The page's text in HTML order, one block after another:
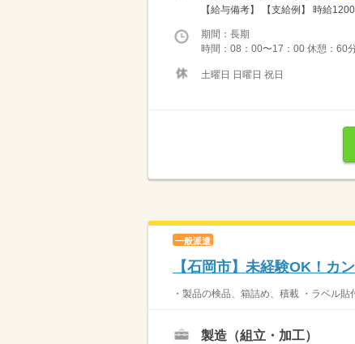
【給与備考】 【支給例】 時給
期間：長期
時間：08：00〜17：00 休憩：60
土曜日 日曜日 祝日
一般派遣
【石岡市】未経験OK！カ
・製品の検品、箱詰め、積載 ・ラベル
製造（組立・加工）